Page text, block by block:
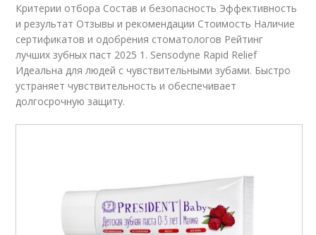
Критерии отбора Состав и безопасность Эффективность
и результат Отзывы и рекомендации Стоимость Наличие
сертификатов и одобрения стоматологов Рейтинг
лучших зубных паст 2025 1. Sensodyne Rapid Relief
Идеальна для людей с чувствительными зубами. Быстро
устраняет чувствительность и обеспечивает
долгосрочную защиту.